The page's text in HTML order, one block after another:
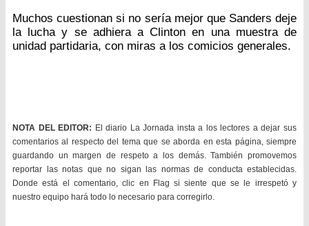
Muchos cuestionan si no sería mejor que Sanders deje
la lucha y se adhiera a Clinton en una muestra de
unidad partidaria, con miras a los comicios generales.
NOTA DEL EDITOR: El diario La Jornada insta a los lectores a dejar sus
comentarios al respecto del tema que se aborda en esta página, siempre
guardando un margen de respeto a los demás. También promovemos
reportar las notas que no sigan las normas de conducta establecidas.
Donde está el comentario, clic en Flag si siente que se le irrespetó y
nuestro equipo hará todo lo necesario para corregirlo.